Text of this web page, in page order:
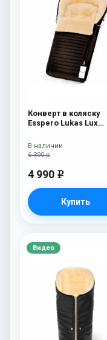
Конверт в коляску
Esspero Lukas Lux
шерсть) Brown
6 390 р
4 990 e
Купить
В наличии
Видео